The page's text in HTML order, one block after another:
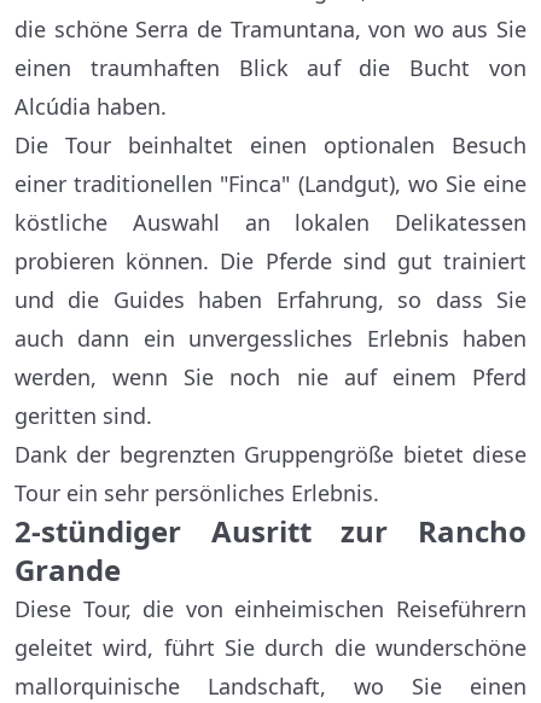
die schöne Serra de Tramuntana, von wo aus Sie
einen traumhaften Blick auf die Bucht von
Alcúdia haben.
Die Tour beinhaltet einen optionalen Besuch
einer traditionellen "Finca" (Landgut), wo Sie eine
köstliche Auswahl an lokalen Delikatessen
probieren können. Die Pferde sind gut trainiert
und die Guides haben Erfahrung, so dass Sie
auch dann ein unvergessliches Erlebnis haben
werden, wenn Sie noch nie auf einem Pferd
geritten sind.
Dank der begrenzten Gruppengröße bietet diese
Tour ein sehr persönliches Erlebnis.
2-stündiger Ausritt zur Rancho
Grande
Diese Tour, die von einheimischen Reiseführern
geleitet wird, führt Sie durch die wunderschöne
mallorquinische Landschaft, wo Sie einen